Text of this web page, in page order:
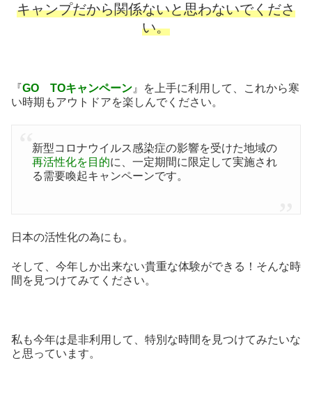
キャンプだから関係ないと思わないでくださ
い。
『GO TOキャンペーン 』を上手に利用して、これから寒
い時期もアウトドアを楽しんでください。
新型コロナウイルス感染症の影響を受けた地域の
再活性化を目的に、一定期間に限定して実施され
る需要喚起キャンペーンです。
日本の活性化の為にも。
そして、今年しか出来ない貴重な体験ができる！そんな時
間を見つけてみてください。
私も今年は是非利用して、特別な時間を見つけてみたいな
と思っています。